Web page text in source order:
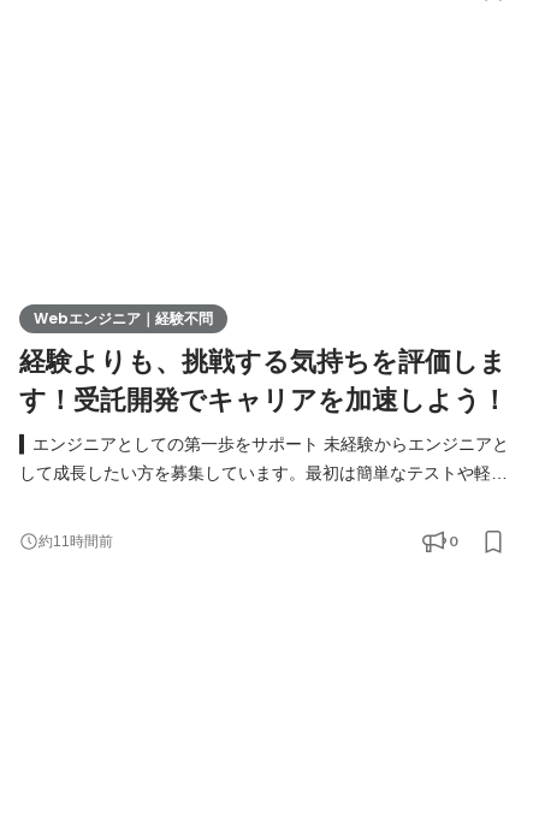
実現し、最先端の技術を使いこなすエンジニアへ成長したい方を
Webエンジニア｜経験不問
経験よりも、挑戦する気持ちを評価しま
す！受託開発でキャリアを加速しよう！
▍エンジニアとしての第一歩をサポート 未経験からエンジニアと
して成長したい方を募集しています。最初は簡単なテストや軽い
身につけられる環境です。 具体的な仕事内容 ● Webアプリや業務
システムのテスト・実装 ● 必要に応じた設計書の作成 ● チームツ
約11時間前 0